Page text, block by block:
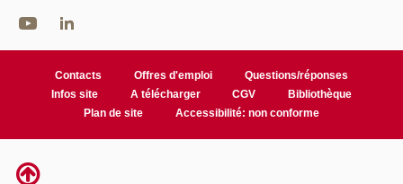
Contacts Offres d'emploi
Questions/réponses
Infos site
A télécharger CGV
Bibliothèque
Plan de site
Accessibilité: non conforme